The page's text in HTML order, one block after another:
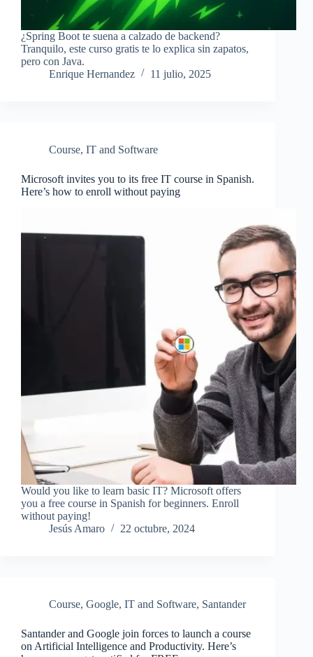
¿Spring Boot te suena a calzado de backend?
Tranquilo, este curso gratis te lo explica sin zapatos,
pero con Java.
Enrique Hernandez
11 julio, 2025
Course, IT and Software
Microsoft invites you to its free IT course in Spanish.
Here’s how to enroll without paying
Would you like to learn basic IT? Microsoft offers
you a free course in Spanish for beginners. Enroll
without paying!
Jesús Amaro
22 octubre, 2024
Course, Google, IT and Software, Santander
Santander and Google join forces to launch a course
on Artificial Intelligence and Productivity. Here’s